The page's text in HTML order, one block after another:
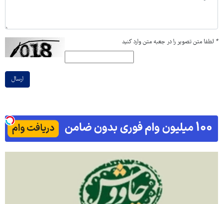
* لطفا متن تصویر را در جعبه متن وارد کنید
ارسال